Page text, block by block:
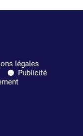
légales
Publicité